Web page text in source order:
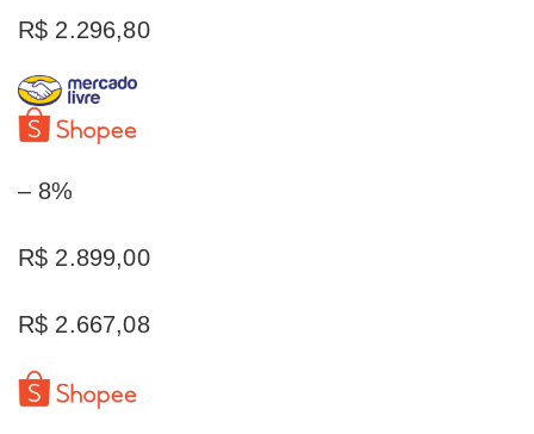
R$ 2.296,80
– 8%
R$ 2.899,00
R$ 2.667,08